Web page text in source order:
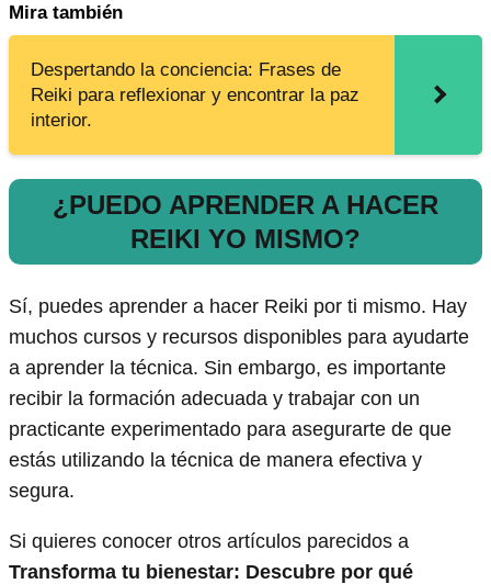
Mira también
Despertando la conciencia: Frases de
Reiki para reflexionar y encontrar la paz
interior.
¿PUEDO APRENDER A HACER
REIKI YO MISMO?
Sí, puedes aprender a hacer Reiki por ti mismo. Hay
muchos cursos y recursos disponibles para ayudarte
a aprender la técnica. Sin embargo, es importante
recibir la formación adecuada y trabajar con un
practicante experimentado para asegurarte de que
estás utilizando la técnica de manera efectiva y
segura.
Si quieres conocer otros artículos parecidos a
Transforma tu bienestar: Descubre por qué